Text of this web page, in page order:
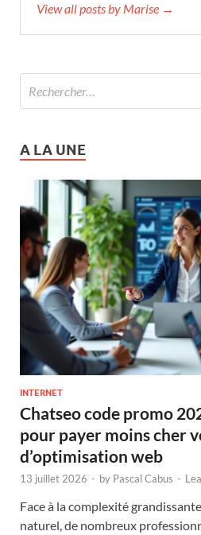
View all posts by Marise →
A LA UNE
INTERNET
Chatseo code promo
pour payer moins cher
d’optimisation web
13 juillet 2026 - by Pascal Cabus -
Face à la complexité
naturel, de nombreux